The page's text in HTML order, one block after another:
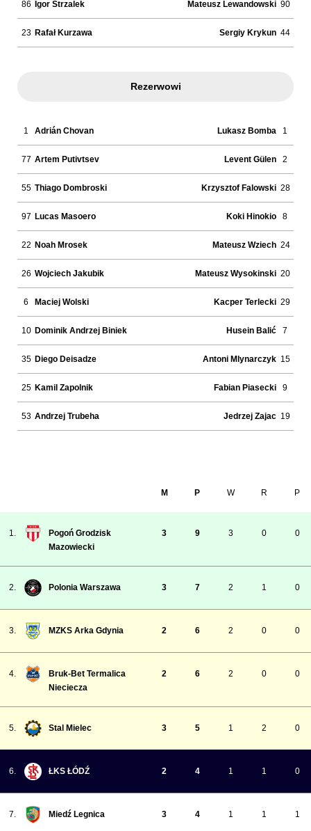
86 Igor Strzalek
23 Rafał Kurzawa
Mateusz Lewandowski 90
Sergiy Krykun 44
Rezerwowi
1 Adrián Chovan
77 Artem Putivtsev
55 Thiago Dombroski
97 Lucas Masoero
22 Noah Mrosek
26 Wojciech Jakubik
6 Maciej Wolski
10 Dominik Andrzej Biniek
35 Diego Deisadze
25 Kamil Zapolnik
53 Andrzej Trubeha
Lukasz Bomba 1
Levent Gülen 2
Krzysztof Falowski 28
Koki Hinokio 8
Mateusz Wziech 24
Mateusz Wysokinski 20
Kacper Terlecki 29
Husein Balić 7
Antoni Mlynarczyk 15
Fabian Piasecki 9
Jedrzej Zajac 19
M P W R P
1.
Pogoń Grodzisk
Mazowiecki
3 9 3 0 0
2. Polonia Warszawa 3 7 2 1 0
3. MZKS Arka Gdynia 2 6 2 0 0
4.
Bruk-Bet Termalica
Nieciecza
2 6 2 0 0
5. Stal Mielec 3 5 1 2 0
6. ŁKS ŁÓDŹ 2 4 1 1 0
7. Miedź Legnica 3 4 1 1 1